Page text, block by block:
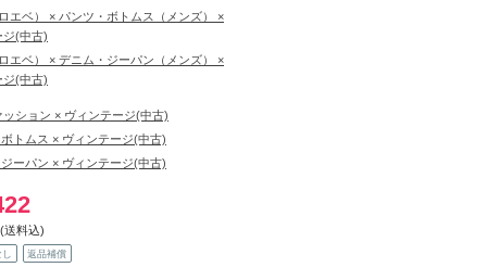
エベ） × パンツ・ボトムス（メンズ） ×
ジ(中古)
エベ） × デニム・ジーパン（メンズ） ×
ジ(中古)
ッション × ヴィンテージ(中古)
トムス × ヴィンテージ(中古)
ーパン × ヴィンテージ(中古)
送料込)
返品補償